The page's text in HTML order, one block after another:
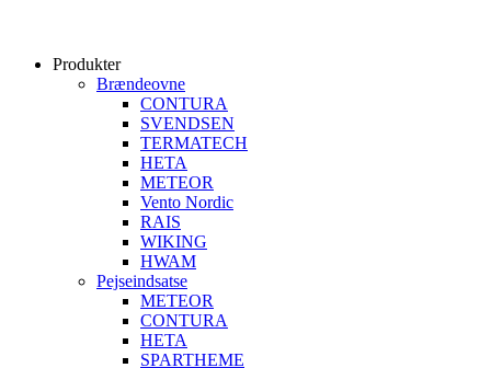
Produkter
Brændeovne
CONTURA
SVENDSEN
TERMATECH
HETA
METEOR
Vento Nordic
RAIS
WIKING
HWAM
Pejseindsatse
METEOR
CONTURA
HETA
SPARTHEME